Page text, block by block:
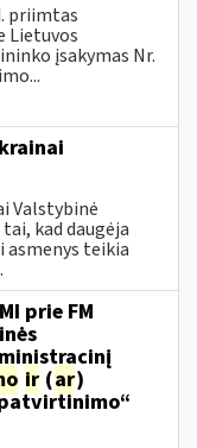
priimtas
Lietuvos
įsakymas Nr.
Valstybinė
kad daugėja
teikia
prie FM
ir (ar)